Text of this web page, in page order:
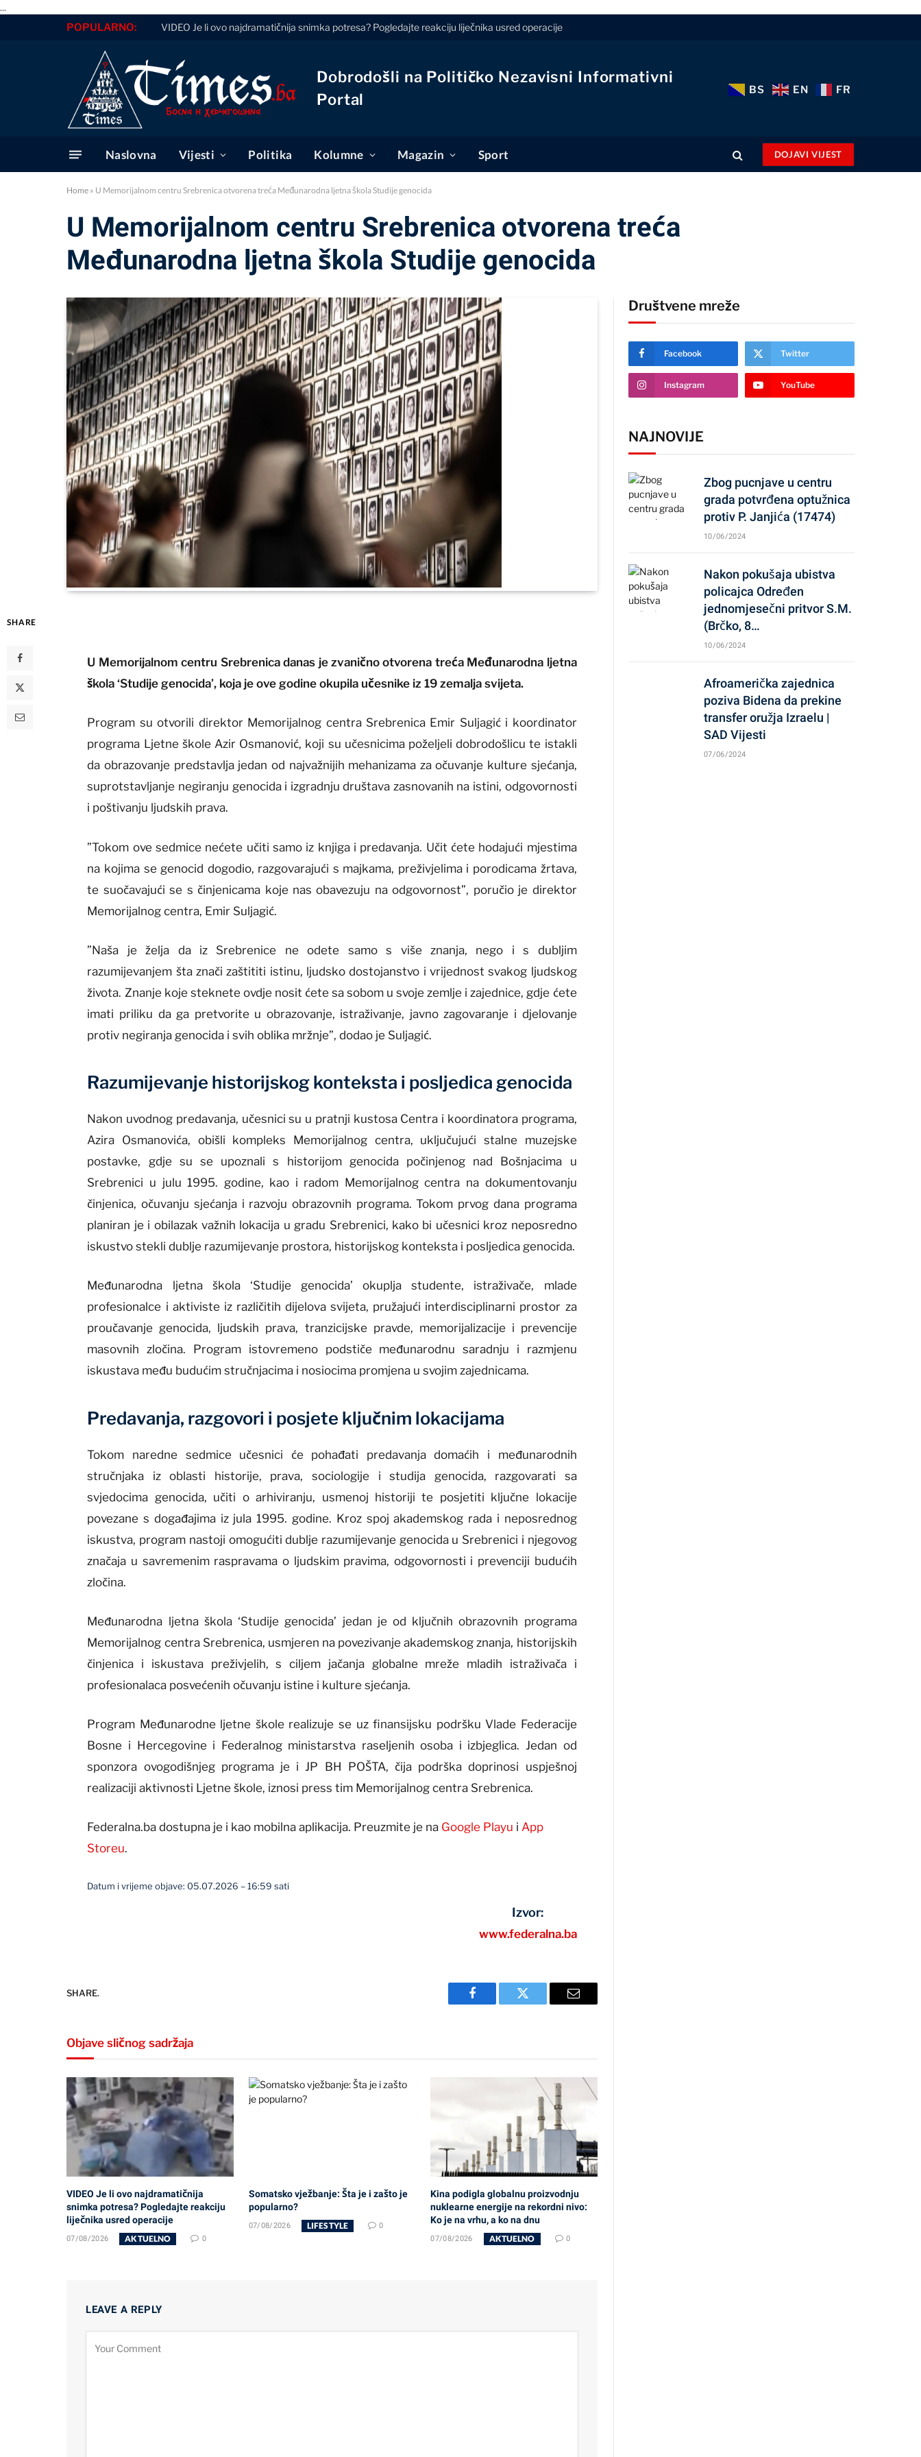
...
POPULARNO: VIDEO Je li ovo najdramatičnija snimka potresa? Pogledajte reakciju liječnika usred operacije
Dobrodošli na Političko Nezavisni Informativni
Portal
BS EN FR
Naslovna Vijesti Politika Kolumne Magazin Sport DOJAVI VIJEST
Home » U Memorijalnom centru Srebrenica otvorena treća Međunarodna ljetna škola Studije genocida
U Memorijalnom centru Srebrenica otvorena treća
Međunarodna ljetna škola Studije genocida
SHARE
U Memorijalnom centru Srebrenica danas je zvanično otvorena treća Međunarodna ljetna
škola ‘Studije genocida’, koja je ove godine okupila učesnike iz 19 zemalja svijeta.
Program su otvorili direktor Memorijalnog centra Srebrenica Emir Suljagić i koordinator
programa Ljetne škole Azir Osmanović, koji su učesnicima poželjeli dobrodošlicu te istakli
da obrazovanje predstavlja jedan od najvažnijih mehanizama za očuvanje kulture sjećanja,
suprotstavljanje negiranju genocida i izgradnju društava zasnovanih na istini, odgovornosti
i poštivanju ljudskih prava.
”Tokom ove sedmice nećete učiti samo iz knjiga i predavanja. Učit ćete hodajući mjestima
na kojima se genocid dogodio, razgovarajući s majkama, preživjelima i porodicama žrtava,
te suočavajući se s činjenicama koje nas obavezuju na odgovornost”, poručio je direktor
Memorijalnog centra, Emir Suljagić.
”Naša je želja da iz Srebrenice ne odete samo s više znanja, nego i s dubljim
razumijevanjem šta znači zaštititi istinu, ljudsko dostojanstvo i vrijednost svakog ljudskog
života. Znanje koje steknete ovdje nosit ćete sa sobom u svoje zemlje i zajednice, gdje ćete
imati priliku da ga pretvorite u obrazovanje, istraživanje, javno zagovaranje i djelovanje
protiv negiranja genocida i svih oblika mržnje”, dodao je Suljagić.
Razumijevanje historijskog konteksta i posljedica genocida
Nakon uvodnog predavanja, učesnici su u pratnji kustosa Centra i koordinatora programa,
Azira Osmanovića, obišli kompleks Memorijalnog centra, uključujući stalne muzejske
postavke, gdje su se upoznali s historijom genocida počinjenog nad Bošnjacima u
Srebrenici u julu 1995. godine, kao i radom Memorijalnog centra na dokumentovanju
činjenica, očuvanju sjećanja i razvoju obrazovnih programa. Tokom prvog dana programa
planiran je i obilazak važnih lokacija u gradu Srebrenici, kako bi učesnici kroz neposredno
iskustvo stekli dublje razumijevanje prostora, historijskog konteksta i posljedica genocida.
Međunarodna ljetna škola ‘Studije genocida’ okuplja studente, istraživače, mlade
profesionalce i aktiviste iz različitih dijelova svijeta, pružajući interdisciplinarni prostor za
proučavanje genocida, ljudskih prava, tranzicijske pravde, memorijalizacije i prevencije
masovnih zločina. Program istovremeno podstiče međunarodnu saradnju i razmjenu
iskustava među budućim stručnjacima i nosiocima promjena u svojim zajednicama.
Predavanja, razgovori i posjete ključnim lokacijama
Tokom naredne sedmice učesnici će pohađati predavanja domaćih i međunarodnih
stručnjaka iz oblasti historije, prava, sociologije i studija genocida, razgovarati sa
svjedocima genocida, učiti o arhiviranju, usmenoj historiji te posjetiti ključne lokacije
povezane s događajima iz jula 1995. godine. Kroz spoj akademskog rada i neposrednog
iskustva, program nastoji omogućiti dublje razumijevanje genocida u Srebrenici i njegovog
značaja u savremenim raspravama o ljudskim pravima, odgovornosti i prevenciji budućih
zločina.
Međunarodna ljetna škola ‘Studije genocida’ jedan je od ključnih obrazovnih programa
Memorijalnog centra Srebrenica, usmjeren na povezivanje akademskog znanja, historijskih
činjenica i iskustava preživjelih, s ciljem jačanja globalne mreže mladih istraživača i
profesionalaca posvećenih očuvanju istine i kulture sjećanja.
Program Međunarodne ljetne škole realizuje se uz finansijsku podršku Vlade Federacije
Bosne i Hercegovine i Federalnog ministarstva raseljenih osoba i izbjeglica. Jedan od
sponzora ovogodišnjeg programa je i JP BH POŠTA, čija podrška doprinosi uspješnoj
realizaciji aktivnosti Ljetne škole, iznosi press tim Memorijalnog centra Srebrenica.
Federalna.ba dostupna je i kao mobilna aplikacija. Preuzmite je na Google Playu iApp
Storeu.
Datum i vrijeme objave: 05.07.2026 – 16:59 sati
Izvor:
www.federalna.ba
SHARE.
Facebook Twitter Email
Objave sličnog sadržaja
VIDEO Je li ovo najdramatičnija
snimka potresa? Pogledajte reakciju
liječnika usred operacije
07/08/2026 AKTUELNO 0
Somatsko vježbanje: Šta je i zašto je
popularno?
07/08/2026 LIFESTYLE 0
Kina podigla globalnu proizvodnju
nuklearne energije na rekordni nivo:
Ko je na vrhu, a ko na dnu
07/08/2026 AKTUELNO 0
LEAVE A REPLY
Društvene mreže
Facebook Twitter
Instagram YouTube
NAJNOVIJE
Zbog pucnjave u centru
grada potvrđena optužnica
protiv P. Janjića (17474)
10/06/2024
Nakon pokušaja ubistva
policajca Određen
jednomjesečni pritvor S.M.
(Brčko, 8…
10/06/2024
Afroamerička zajednica
poziva Bidena da prekine
transfer oružja Izraelu |
SAD Vijesti
07/06/2024